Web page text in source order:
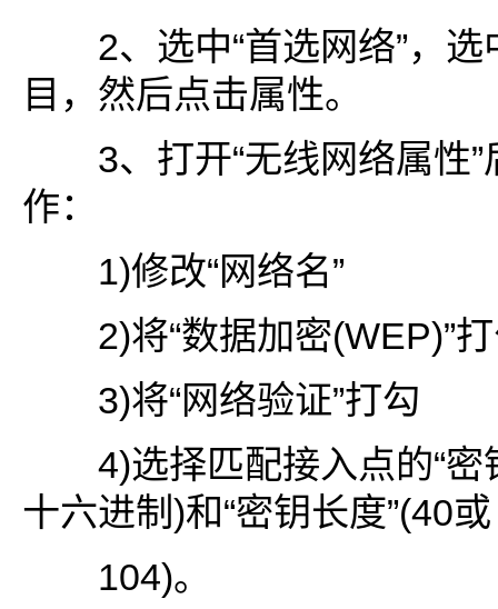
2、选中“首选网络”，选
目，然后点击属性。
3、打开“无线网络属性”
作：
1)修改“网络名”
2)将“数据加密(WEP)”
3)将“网络验证”打勾
4)选择匹配接入点的“密
十六进制)和“密钥长度”(40或
104)。